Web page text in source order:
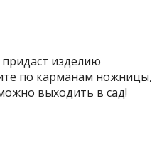
изделию
по карманам ножницы,
выходить в сад!